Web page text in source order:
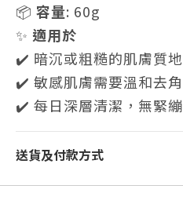
📦 容量: 60g
✨ 適用於
✔️ 暗沉或粗糙的肌膚質地
✔️ 敏感肌膚需要溫和去
✔️ 每日深層清潔，無緊
送貨及付款方式